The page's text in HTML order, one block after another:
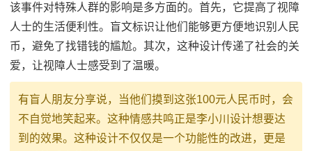
该事件对特殊人群的影响是多方面的。首先，它提高了视障
人士的生活便利性。盲文标识让他们能够更方便地识别人民
币，避免了找错钱的尴尬。其次，这种设计传递了社会的关
爱，让视障人士感受到了温暖。
有盲人朋友分享说，当他们摸到这张100元人民币时，会
不自觉地笑起来。这种情感共鸣正是李小川设计想要达
到的效果。这种设计不仅仅是一个功能性的改进，更是